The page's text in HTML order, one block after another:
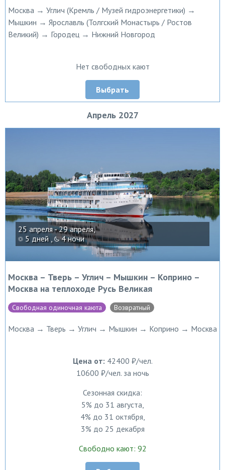
Москва → Углич (Кремль / Музей гидроэнергетики) →
Мышкин → Ярославль (Толгский Монастырь / Ростов
Великий) → Городец → Нижний Новгород
Нет свободных кают
Выбрать
Апрель 2027
25 апреля - 29 апреля,
5 дней ,
4 ночи
Москва – Тверь – Углич – Мышкин – Коприно –
Москва на теплоходе Русь Великая
Свободная одиночная каюта Возвратный
Москва → Тверь → Углич → Мышкин → Коприно → Москва
Цена от: 42400 ₽/чел.
10600 ₽/чел. за ночь
Сезонная скидка:
5% до 31 августа,
4% до 31 октября,
3% до 25 декабря
Свободно кают: 92